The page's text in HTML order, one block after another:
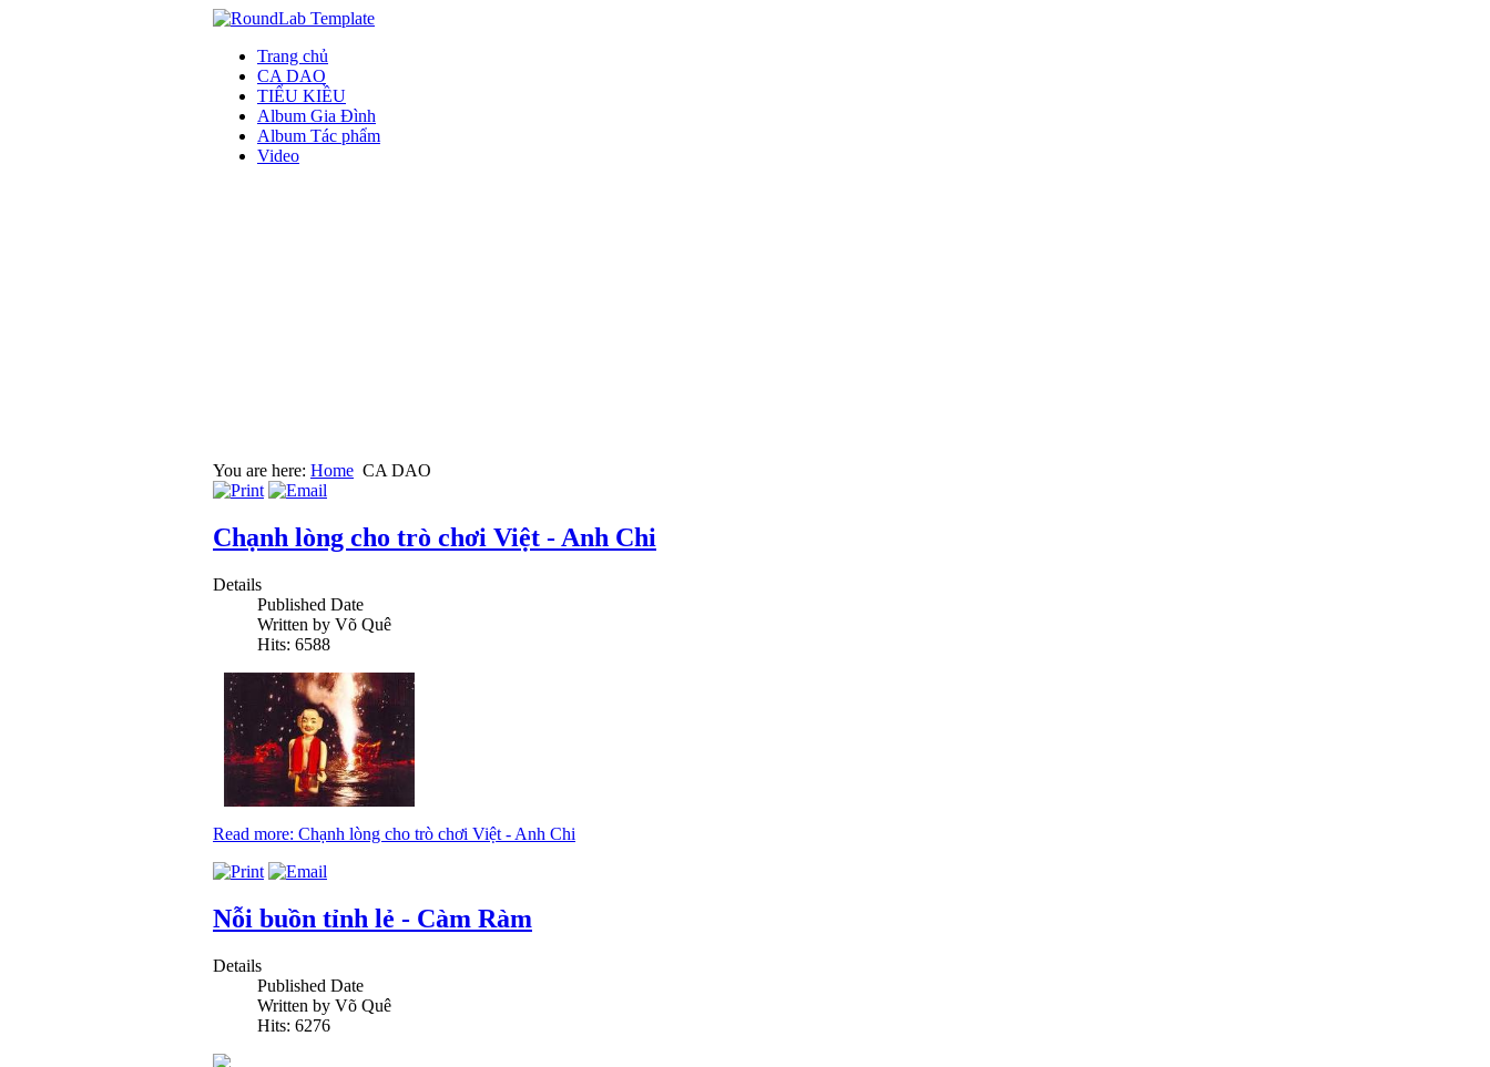
Trang chủ
CA DAO
TIỂU KIỀU
Album Gia Đình
Album Tác phẩm
Video
You are here: Home CA DAO
Chạnh lòng cho trò chơi Việt - Anh Chi
Details
Published Date
Written by Võ Quê
Hits: 6588
Read more: Chạnh lòng cho trò chơi Việt - Anh Chi
Nỗi buồn tỉnh lẻ - Càm Ràm
Details
Published Date
Written by Võ Quê
Hits: 6276